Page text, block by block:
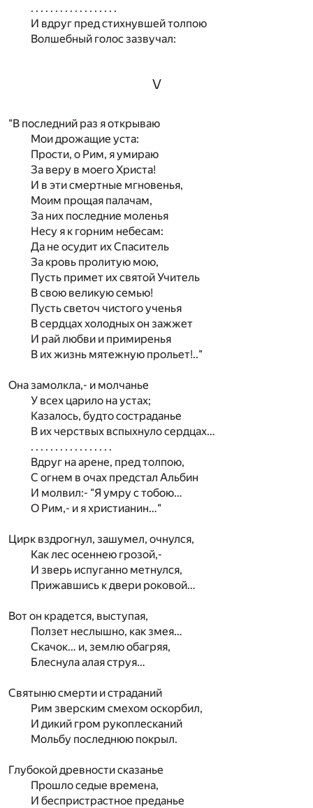
. . . . . . . . . . . . . . . . . .
И вдруг пред стихнувшей толпою
Волшебный голос зазвучал:
V
"В последний раз я открываю
Мои дрожащие уста:
Прости, о Рим, я умираю
За веру в моего Христа!
И в эти смертные мгновенья,
Моим прощая палачам,
За них последние моленья
Несу я к горним небесам:
Да не осудит их Спаситель
За кровь пролитую мою,
Пусть примет их святой Учитель
В свою великую семью!
Пусть светоч чистого ученья
В сердцах холодных он зажжет
И рай любви и примиренья
В их жизнь мятежную прольет!.."
Она замолкла,- и молчанье
У всех царило на устах;
Казалось, будто состраданье
В их черствых вспыхнуло сердцах…
. . . . . . . . . . . . . . . . .
Вдруг на арене, пред толпою,
С огнем в очах предстал Альбин
И молвил:- "Я умру с тобою…
О Рим,- и я христианин…"
Цирк вздрогнул, зашумел, очнулся,
Как лес осеннею грозой,-
И зверь испуганно метнулся,
Прижавшись к двери роковой…
Вот он крадется, выступая,
Ползет неслышно, как змея…
Скачок… и, землю обагряя,
Блеснула алая струя…
Святыню смерти и страданий
Рим зверским смехом оскорбил,
И дикий гром рукоплесканий
Мольбу последнюю покрыл.
Глубокой древности сказанье
Прошло седые времена,
И беспристрастное преданье